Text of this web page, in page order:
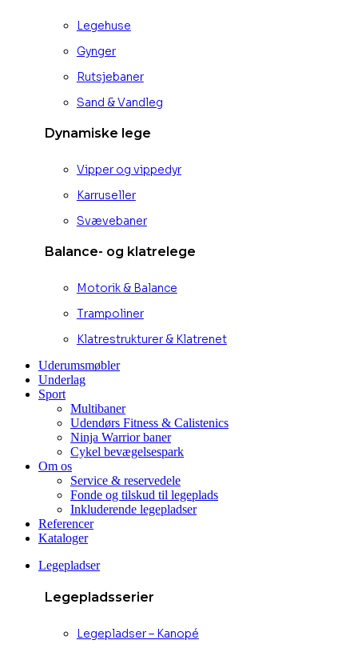
Legehuse
Gynger
Rutsjebaner
Sand & Vandleg
Dynamiske lege
Vipper og vippedyr
Karruseller
Svævebaner
Balance- og klatrelege
Motorik & Balance
Trampoliner
Klatrestrukturer & Klatrenet
Uderumsmøbler
Underlag
Sport
Multibaner
Udendørs Fitness & Calistenics
Ninja Warrior baner
Cykel bevægelsespark
Om os
Service & reservedele
Fonde og tilskud til legeplads
Inkluderende legepladser
Referencer
Kataloger
Legepladser
Legepladsserier
Legepladser – Kanopé